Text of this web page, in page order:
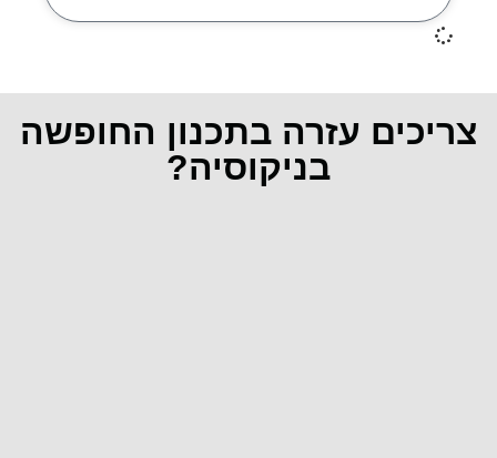
צריכים עזרה בתכנון החופשה
בניקוסיה?